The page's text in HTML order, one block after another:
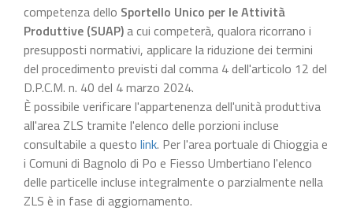
competenza dello Sportello Unico per le Attività
Produttive (SUAP) a cui competerà, qualora ricorrano i
presupposti normativi, applicare la riduzione dei termini
del procedimento previsti dal comma 4 dell'articolo 12 del
D.P.C.M. n. 40 del 4 marzo 2024.
È possibile verificare l'appartenenza dell'unità produttiva
all'area ZLS tramite l'elenco delle porzioni incluse
consultabile a questo link. Per l'area portuale di Chioggia e
i Comuni di Bagnolo di Po e Fiesso Umbertiano l'elenco
delle particelle incluse integralmente o parzialmente nella
ZLS è in fase di aggiornamento.